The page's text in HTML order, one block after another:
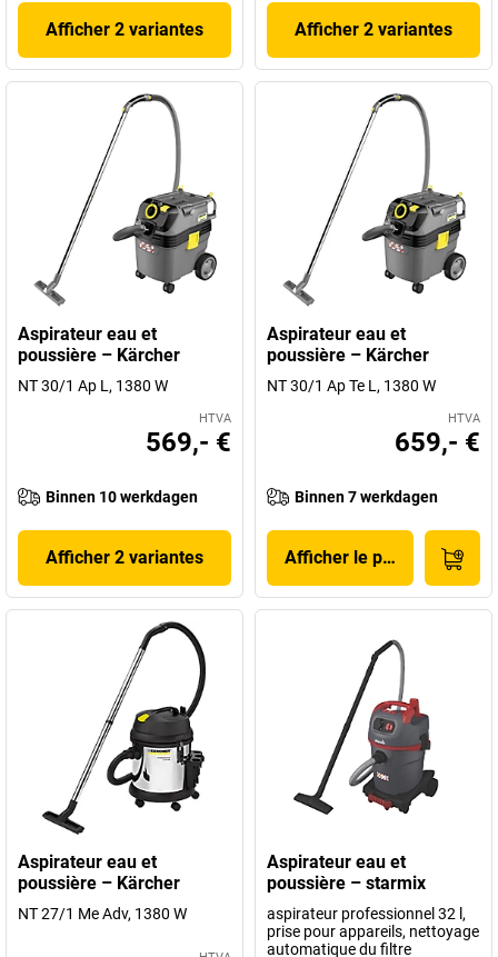
Afficher 2 variantes Afficher 2 variantes
Aspirateur eau et
poussière – Kärcher
NT 30/1 Ap L, 1380 W
HTVA
569,- €
Binnen 10 werkdagen
Afficher 2 variantes
Aspirateur eau et
poussière – Kärcher
NT 30/1 Ap Te L, 1380 W
HTVA
659,- €
Binnen 7 werkdagen
Afficher le produit
Aspirateur eau et
poussière – Kärcher
NT 27/1 Me Adv, 1380 W
Aspirateur eau et
poussière – starmix
aspirateur professionnel 32 l,
prise pour appareils, nettoyage
automatique du filtre